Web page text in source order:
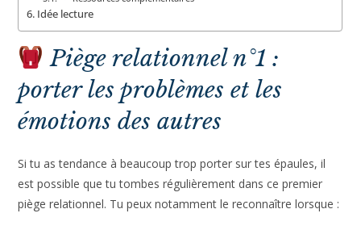
Idée lecture
Piège relationnel n°1 :
porter les problèmes et les
émotions des autres
Si tu as tendance à beaucoup trop porter sur tes épaules, il
est possible que tu tombes régulièrement dans ce premier
piège relationnel. Tu peux notamment le reconnaître lorsque :